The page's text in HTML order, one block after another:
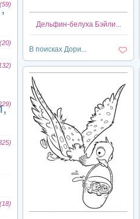
(59)
(20)
(18)
Дельфин-белуха Бэйли...
В поисках Дори...